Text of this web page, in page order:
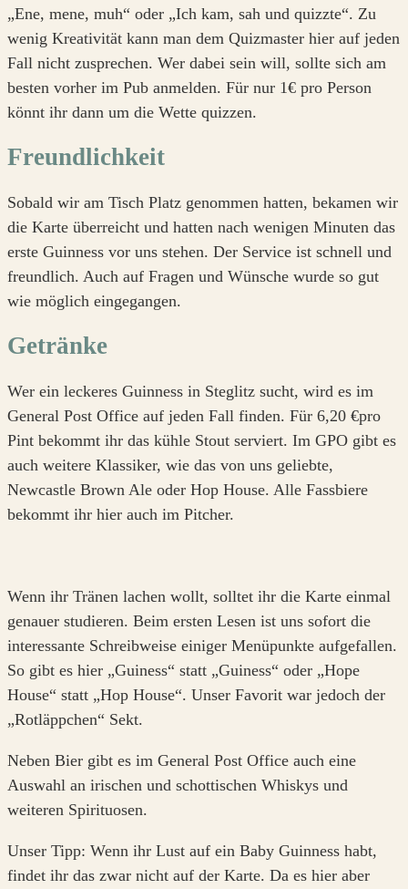
„Ene, mene, muh“ oder „Ich kam, sah und quizzte“. Zu
wenig Kreativität kann man dem Quizmaster hier auf jeden
Fall nicht zusprechen. Wer dabei sein will, sollte sich am
besten vorher im Pub anmelden. Für nur 1€ pro Person
könnt ihr dann um die Wette quizzen.
Freundlichkeit
Sobald wir am Tisch Platz genommen hatten, bekamen wir
die Karte überreicht und hatten nach wenigen Minuten das
erste Guinness vor uns stehen. Der Service ist schnell und
freundlich. Auch auf Fragen und Wünsche wurde so gut
wie möglich eingegangen.
Getränke
Wer ein leckeres Guinness in Steglitz sucht, wird es im
General Post Office auf jeden Fall finden. Für 6,20 €pro
Pint bekommt ihr das kühle Stout serviert. Im GPO gibt es
auch weitere Klassiker, wie das von uns geliebte,
Newcastle Brown Ale oder Hop House. Alle Fassbiere
bekommt ihr hier auch im Pitcher.
Wenn ihr Tränen lachen wollt, solltet ihr die Karte einmal
genauer studieren. Beim ersten Lesen ist uns sofort die
interessante Schreibweise einiger Menüpunkte aufgefallen.
So gibt es hier „Guiness“ statt „Guiness“ oder „Hope
House“ statt „Hop House“. Unser Favorit war jedoch der
„Rotläppchen“ Sekt.
Neben Bier gibt es im General Post Office auch eine
Auswahl an irischen und schottischen Whiskys und
weiteren Spirituosen.
Unser Tipp: Wenn ihr Lust auf ein Baby Guinness habt,
findet ihr das zwar nicht auf der Karte. Da es hier aber